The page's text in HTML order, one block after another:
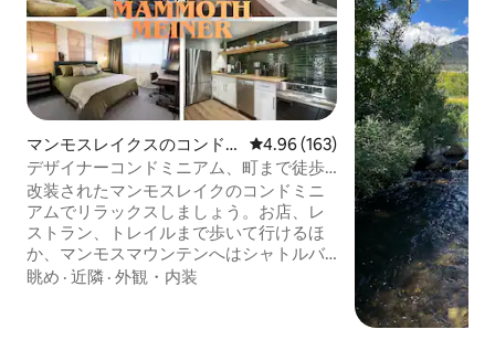
マンモスレイクスのコンド
ミニアム
レビュー163件、5つ星中4.96つ
4.96 (163)
デザイナーコンドミニアム、町まで徒歩
で行ける＋ジャグジー＆プール
改装されたマンモスレイクのコンドミニ
アムでリラックスしましょう。お店、レ
ストラン、トレイルまで歩いて行けるほ
か、マンモスマウンテンへはシャトルバ
スで行けます。カップルや小さなファミ
眺め · 近隣 · 外観・内装